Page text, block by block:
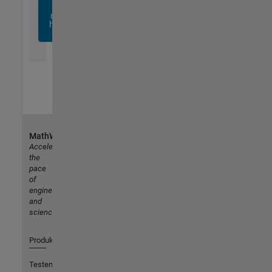
noch
heute
MathWorks
Accelerating
the
pace
of
engineering
and
science
Produkte
Testen oder Kaufen